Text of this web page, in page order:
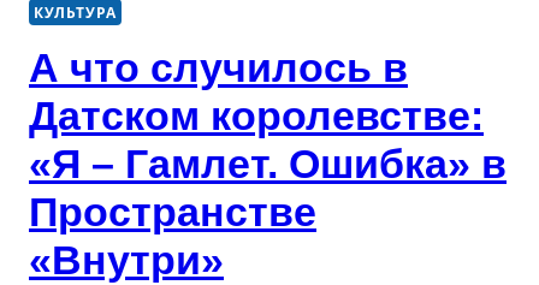
КУЛЬТУРА
А что случилось в
Датском королевстве:
«Я – Гамлет. Ошибка» в
Пространстве
«Внутри»